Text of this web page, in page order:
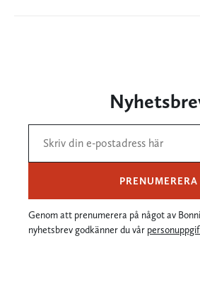
PRENUMERERA
Genom att prenumerera på något av
nyhetsbrev godkänner du vår